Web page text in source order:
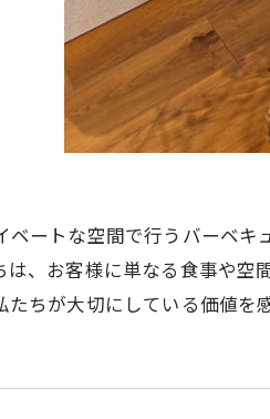
ベートな空間で行うバーベ
は、お客様に単なる食事や
たちが大切にしている価値を